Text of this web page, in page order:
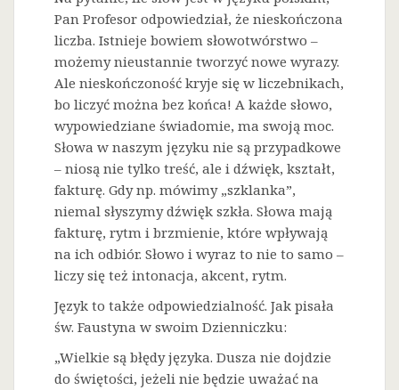
Pan Profesor odpowiedział, że nieskończona
liczba. Istnieje bowiem słowotwórstwo –
możemy nieustannie tworzyć nowe wyrazy.
Ale nieskończoność kryje się w liczebnikach,
bo liczyć można bez końca! A każde słowo,
wypowiedziane świadomie, ma swoją moc.
Słowa w naszym języku nie są przypadkowe
– niosą nie tylko treść, ale i dźwięk, kształt,
fakturę. Gdy np. mówimy „szklanka”,
niemal słyszymy dźwięk szkła. Słowa mają
fakturę, rytm i brzmienie, które wpływają
na ich odbiór. Słowo i wyraz to nie to samo –
liczy się też intonacja, akcent, rytm.
Język to także odpowiedzialność. Jak pisała
św. Faustyna w swoim Dzienniczku:
„Wielkie są błędy języka. Dusza nie dojdzie
do świętości, jeżeli nie będzie uważać na